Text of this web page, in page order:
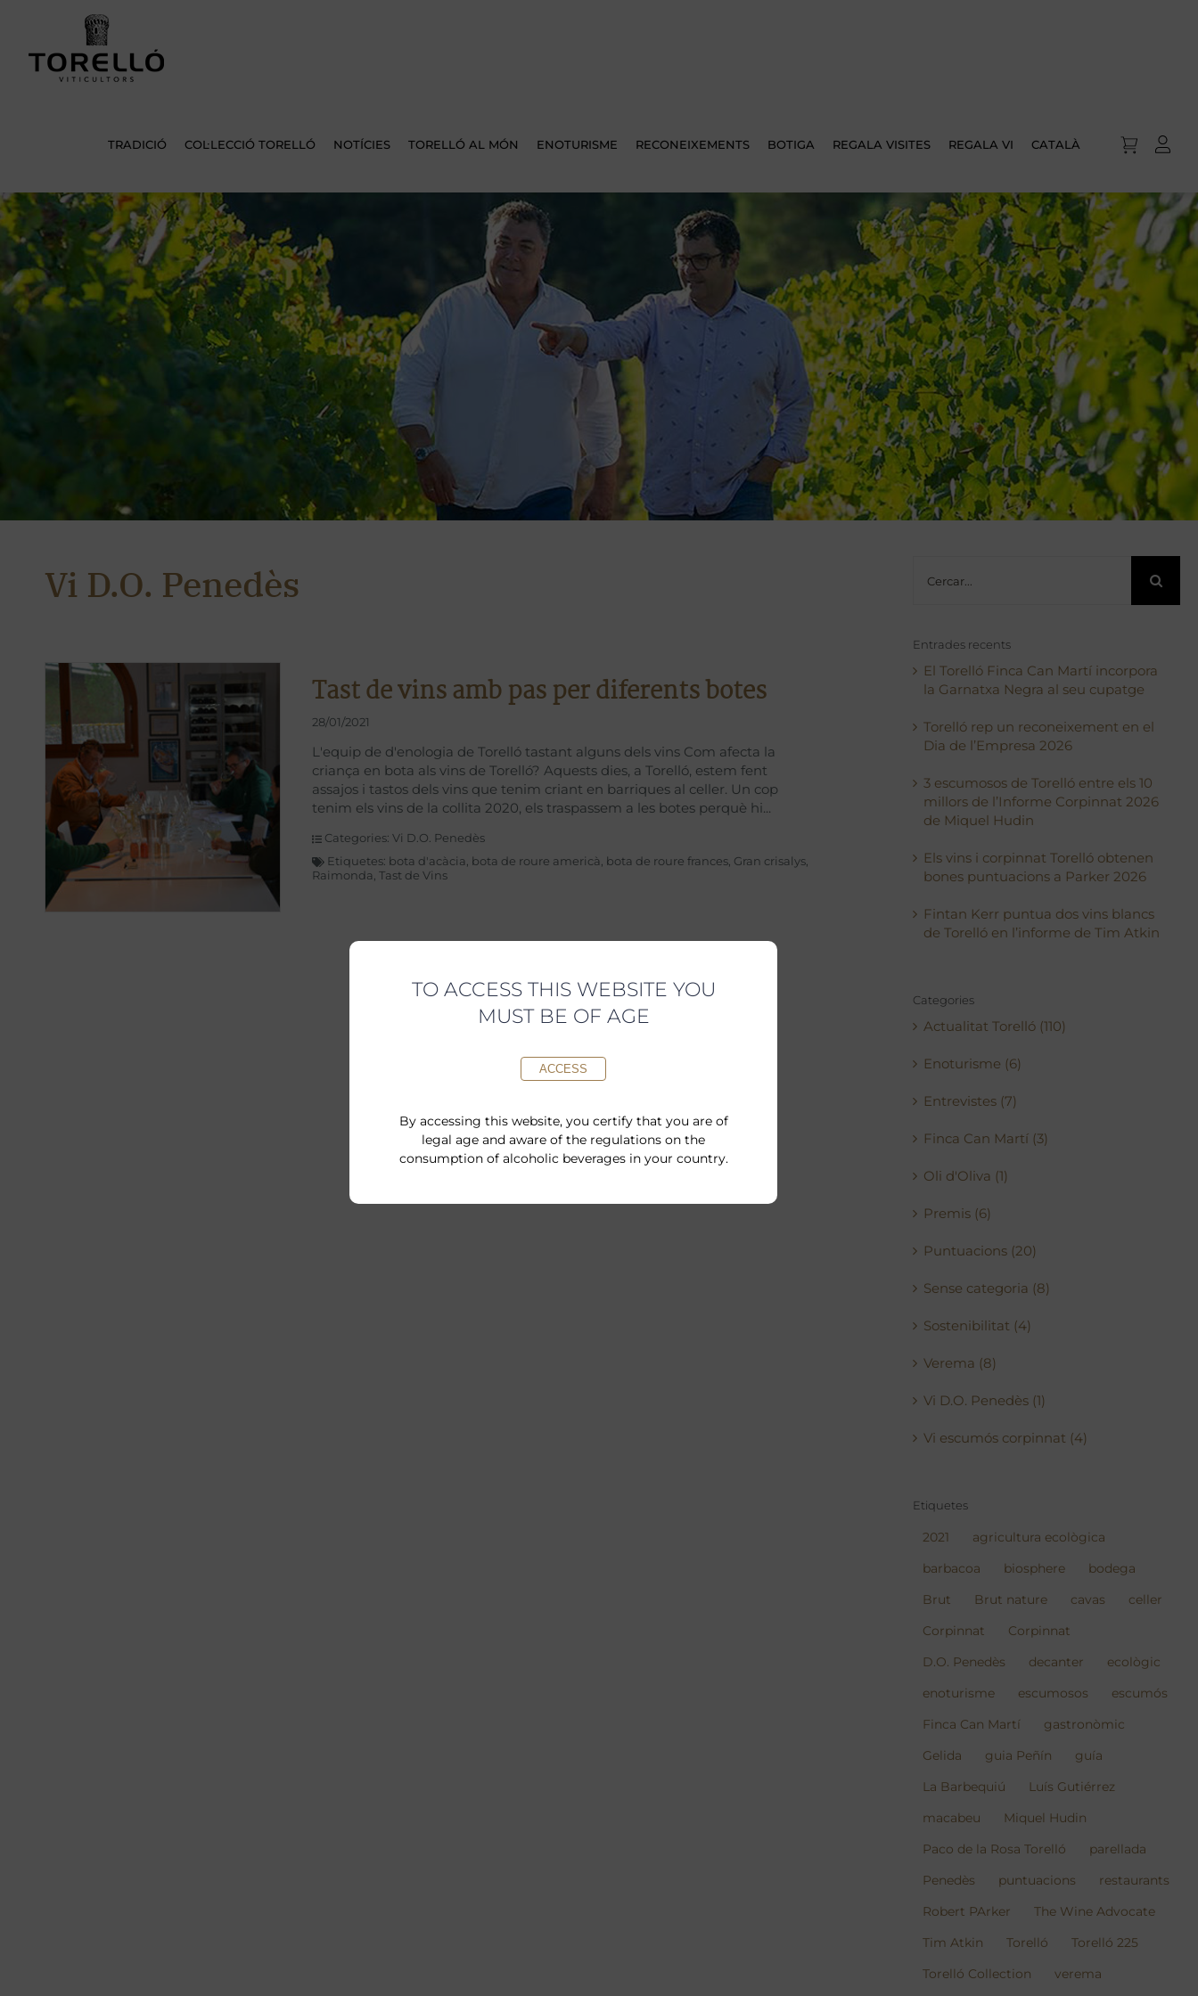
TRADICIÓ COL·LECCIÓ TORELLÓ NOTÍCIES TORELLÓ AL MÓN ENOTURISME RECONEIXEMENTS BOTIGA REGALA VISITES REGALA VI CATALÀ
Vi D.O. Penedès
Tast de vins amb pas per diferents botes
28/01/2021
L'equip de d'enologia de Torelló tastant alguns dels vins Com afecta la
criança en bota als vins de Torelló? Aquests dies, a Torelló, estem fent
assajos i tastos dels vins que tenim criant en barriques al celler. Un cop
tenim els vins de la collita 2020, els traspassem a les botes perquè hi
Categories: Vi D.O. Penedès
Etiquetes: bota d'acàcia bota de roure americà bota de roure frances, Gran crisalys,
Raimonda Tast de Vins
Entrades recents
El Torelló Finca Can Martí incorpora
la Garnatxa Negra al seu cupatge
Torelló rep un reconeixement en el
Dia de l’Empresa 2026
3 escumosos de Torelló entre els 10
millors de l’Informe Corpinnat 2026
de Miquel Hudin
Els vins i corpinnat Torelló obtenen
bones puntuacions a Parker 2026
Fintan Kerr puntua dos vins blancs
de Torelló en l’informe de Tim Atkin
Categories
Actualitat Torelló (110)
Enoturisme (6)
Entrevistes (7)
Finca Can Martí (3)
Oli d'Oliva (1)
Premis (6)
Puntuacions (20)
Sense categoria (8)
Sostenibilitat (4)
Verema (8)
Vi D.O. Penedès (1)
Vi escumós corpinnat (4)
Etiquetes
2021 agricultura ecològica
barbacoa biosphere bodega
Brut Brut nature cavas celler
Corpinnat Corpinnat
D.O. Penedès decanter ecològic
enoturisme escumosos escumós
Finca Can Martí gastronòmic
Gelida guia Peñín guía
La Barbequiú Luís Gutiérrez
macabeu Miquel Hudin
Paco de la Rosa Torelló parellada
Penedès puntuacions restaurants
Robert PArker The Wine Advocate
Tim Atkin Torelló Torelló 225
Torelló Collection verema
TO ACCESS THIS WEBSITE YOU
MUST BE OF AGE
ACCESS
By accessing this website, you certify that you are of
legal age and aware of the regulations on the
consumption of alcoholic beverages in your country.